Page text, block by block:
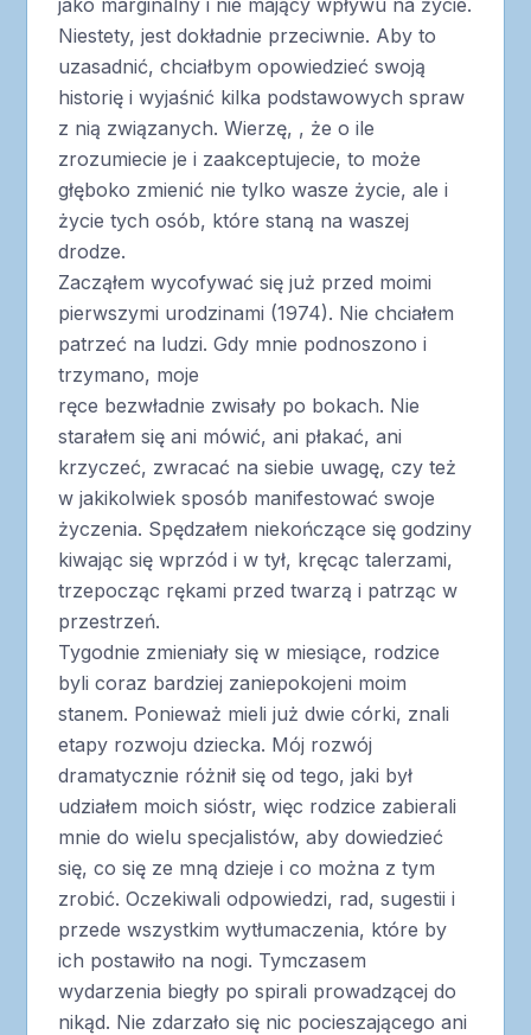
Niestety, jest dokładnie przeciwnie. Aby to
uzasadnić, chciałbym opowiedzieć swoją
historię i wyjaśnić kilka podstawowych spraw
z nią związanych. Wierzę, , że o ile
zrozumiecie je i zaakceptujecie, to może
głęboko zmienić nie tylko wasze życie, ale i
życie tych osób, które staną na waszej
drodze.
Zacząłem wycofywać się już przed moimi
pierwszymi urodzinami (1974). Nie chciałem
patrzeć na ludzi. Gdy mnie podnoszono i
trzymano, moje
ręce bezwładnie zwisały po bokach. Nie
starałem się ani mówić, ani płakać, ani
krzyczeć, zwracać na siebie uwagę, czy też
w jakikolwiek sposób manifestować swoje
życzenia. Spędzałem niekończące się godziny
kiwając się wprzód i w tył, kręcąc talerzami,
trzepocząc rękami przed twarzą i patrząc w
przestrzeń.
Tygodnie zmieniały się w miesiące, rodzice
byli coraz bardziej zaniepokojeni moim
stanem. Ponieważ mieli już dwie córki, znali
etapy rozwoju dziecka. Mój rozwój
dramatycznie różnił się od tego, jaki był
udziałem moich sióstr, więc rodzice zabierali
mnie do wielu specjalistów, aby dowiedzieć
się, co się ze mną dzieje i co można z tym
zrobić. Oczekiwali odpowiedzi, rad, sugestii i
przede wszystkim wytłumaczenia, które by
ich postawiło na nogi. Tymczasem
wydarzenia biegły po spirali prowadzącej do
nikąd. Nie zdarzało się nic pocieszającego ani